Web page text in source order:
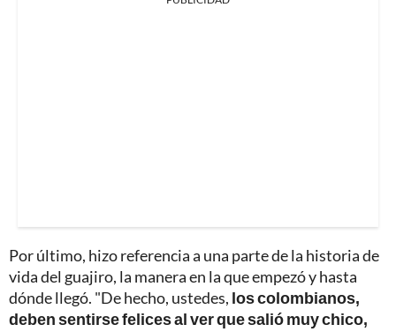
Por último, hizo referencia a una parte de la historia de
vida del guajiro, la manera en la que empezó y hasta
dónde llegó. "De hecho, ustedes, los colombianos,
deben sentirse felices al ver que salió muy chico,